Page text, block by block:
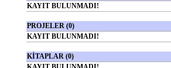
KAYIT BULUNMADI!
PROJELER (0)
KAYIT BULUNMADI!
KİTAPLAR (0)